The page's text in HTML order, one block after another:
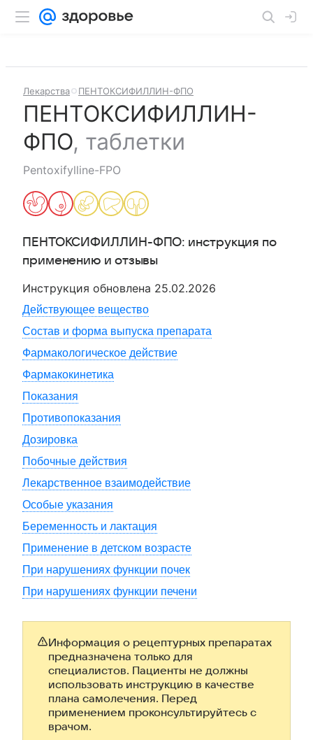
Лекарства ПЕНТОКСИФИЛЛИН-ФПО
ПЕНТОКСИФИЛЛИН-
ФПО, таблетки
Pentoxifylline-FPO
ПЕНТОКСИФИЛЛИН-ФПО: инструкция по
применению и отзывы
Инструкция обновлена 25.02.2026
Действующее вещество
Состав и форма выпуска препарата
Фармакологическое действие
Фармакокинетика
Показания
Противопоказания
Дозировка
Побочные действия
Лекарственное взаимодействие
Особые указания
Беременность и лактация
Применение в детском возрасте
При нарушениях функции почек
При нарушениях функции печени
Информация о рецептурных препаратах
предназначена только для
специалистов. Пациенты не должны
использовать инструкцию в качестве
плана самолечения. Перед
применением проконсультируйтесь с
врачом.